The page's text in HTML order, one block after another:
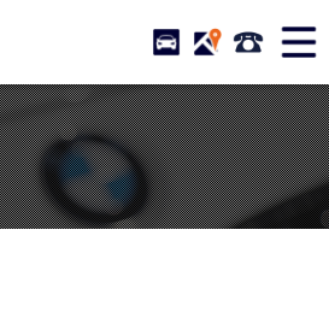
TUCグループ BMW専門 船
STOCK ACCESS 047-
在庫リスト
店舗紹介
アクセスマップ